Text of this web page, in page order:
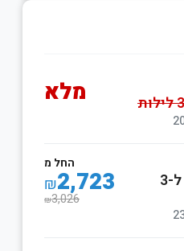
מלא
חמישי עד ראשון לזוג ל-3
החל מ
₪2,723
₪3,026